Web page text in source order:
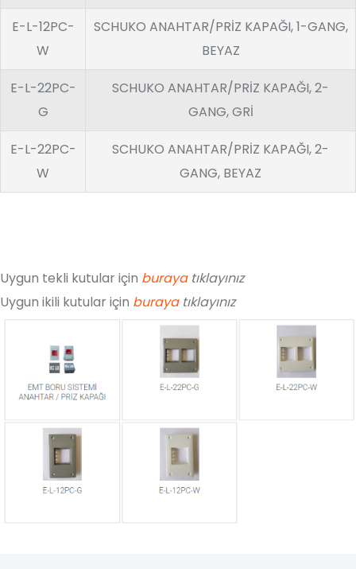
E-L-12PC-
W
SCHUKO ANAHTAR/PRİZ KAPAĞI, 1-GANG,
BEYAZ
E-L-22PC-
G
SCHUKO ANAHTAR/PRİZ KAPAĞI, 2-
GANG, GRİ
E-L-22PC-
W
SCHUKO ANAHTAR/PRİZ KAPAĞI, 2-
GANG, BEYAZ
Uygun tekli kutular için burayatıklayınız
Uygun ikili kutular için burayatıklayınız